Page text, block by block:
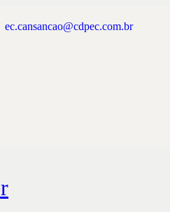
ec.cansancao@cdpec.com.br